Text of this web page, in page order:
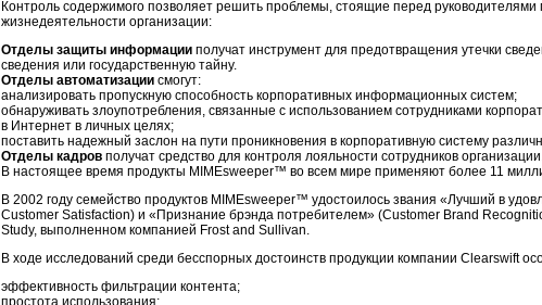
Контроль содержимого позволяет решить проблемы, стоящие перед
жизнедеятельности организации:
Отделы защиты информации получат инструмент для предотвращения утечки
сведения или государственную тайну.
Отделы автоматизации смогут:
анализировать пропускную способность корпоративных информационных систем;
обнаруживать злоупотребления, связанные с использованием сотрудниками
в Интернет в личных целях;
поставить надежный заслон на пути проникновения в корпоративную систему
Отделы кадров получат средство для контроля лояльности сотрудников
В настоящее время продукты MIMEsweeper™ во всем мире применяют более 11
В 2002 году семейство продуктов MIMEsweeper™ удостоилось звания «Лучший в
Customer Satisfaction) и «Признание брэнда потребителем» (Customer Brand
Study, выполненном компанией Frost and Sullivan.
В ходе исследований среди бесспорных достоинств продукции компании Clearswift
эффективность фильтрации контента;
простота использования;